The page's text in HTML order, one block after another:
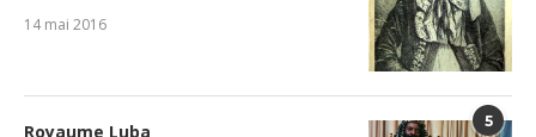
14 mai 2016
5
Royaume Luba